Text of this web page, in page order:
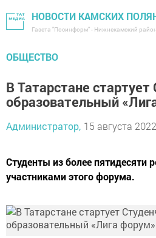
НОВОСТИ КАМСКИХ
Газета "Посинформ" - Нижнекамский район
ОБЩЕСТВО
В Татарстане
образовательный
Администратор, 15 августа
Студенты из более пятидесяти
участниками этого форума.